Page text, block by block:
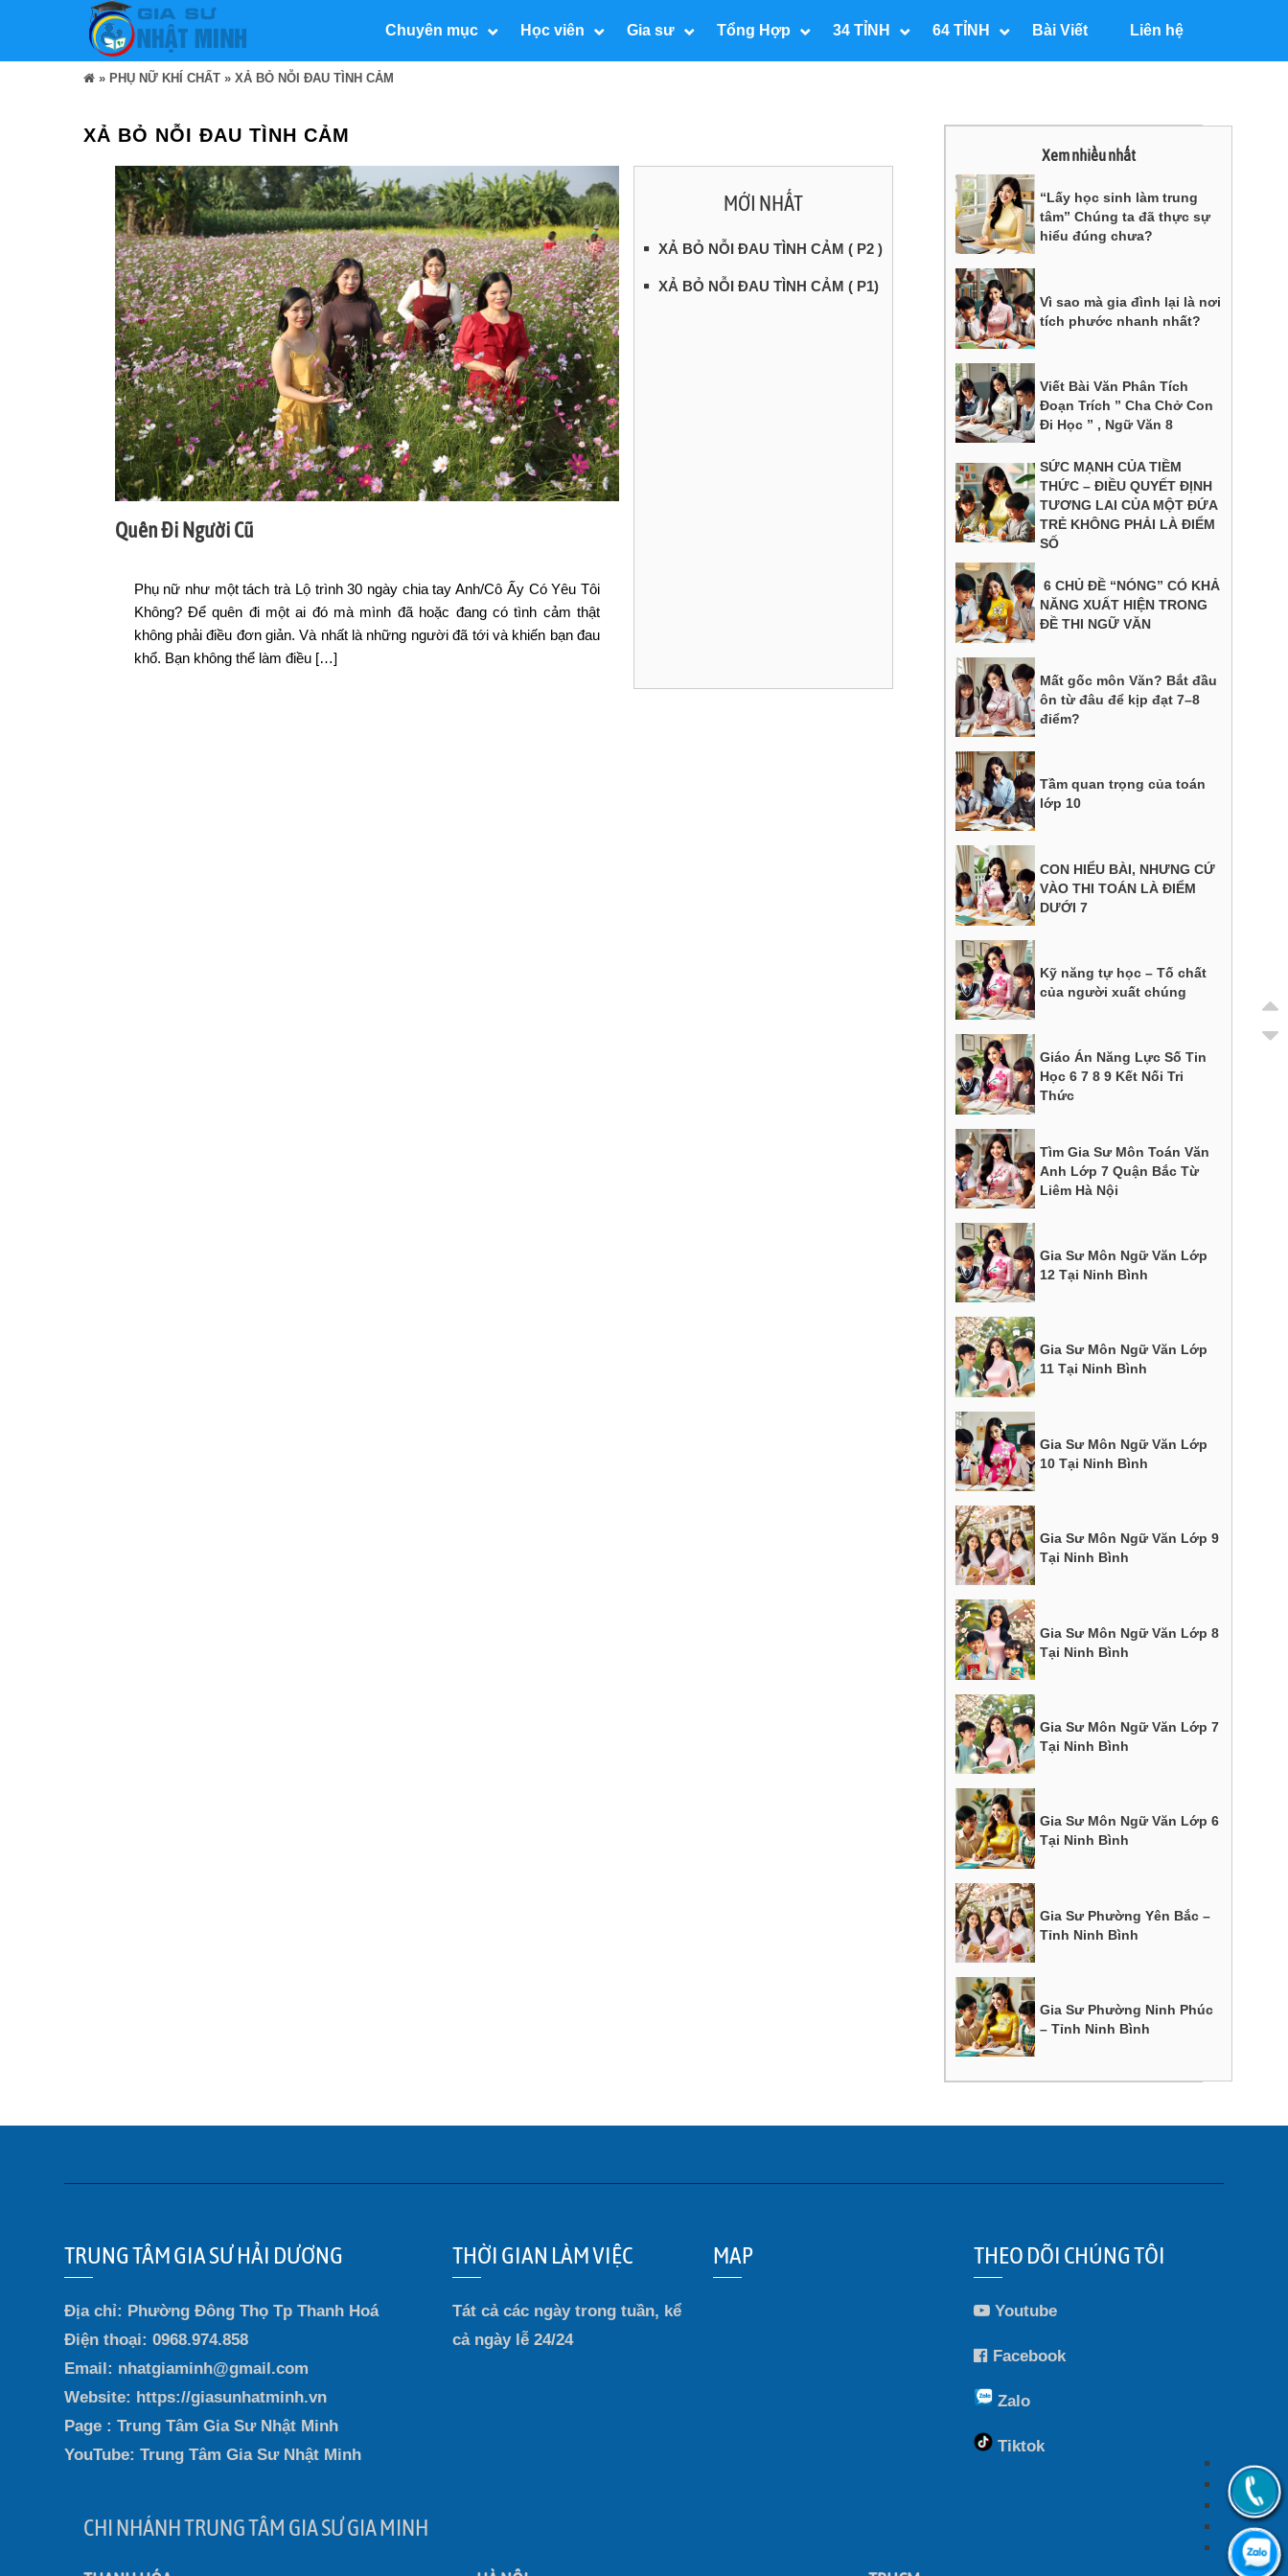
Chuyên mục Học viên Gia sư Tổng Hợp 34 TỈNH 64 TỈNH Bài Viết Liên hệ
» PHỤ NỮ KHÍ CHẤT » XẢ BỎ NỖI ĐAU TÌNH CẢM
XẢ BỎ NỖI ĐAU TÌNH CẢM
Quên Đi Người Cũ
Phụ nữ như một tách trà Lộ trình 30 ngày chia tay Anh/Cô Ấy Có Yêu Tôi
Không? Để quên đi một ai đó mà mình đã hoặc đang có tình cảm thật
không phải điều đơn giản. Và nhất là những người đã tới và khiến bạn đau
khổ. Bạn không thể làm điều […]
MỚI NHẤT
XẢ BỎ NỖI ĐAU TÌNH CẢM ( P2 )
XẢ BỎ NỖI ĐAU TÌNH CẢM ( P1)
Xem nhiều nhất
“Lấy học sinh làm trung
tâm” Chúng ta đã thực sự
hiểu đúng chưa?
Vì sao mà gia đình lại là nơi
tích phước nhanh nhất?
Viết Bài Văn Phân Tích
Đoạn Trích ” Cha Chở Con
Đi Học ” , Ngữ Văn 8
SỨC MẠNH CỦA TIỀM
THỨC – ĐIỀU QUYẾT ĐỊNH
TƯƠNG LAI CỦA MỘT ĐỨA
TRẺ KHÔNG PHẢI LÀ ĐIỂM
SỐ
6 CHỦ ĐỀ “NÓNG” CÓ KHẢ
NĂNG XUẤT HIỆN TRONG
ĐỀ THI NGỮ VĂN
Mất gốc môn Văn? Bắt đầu
ôn từ đâu để kịp đạt 7–8
điểm?
Tầm quan trọng của toán
lớp 10
CON HIỂU BÀI, NHƯNG CỨ
VÀO THI TOÁN LÀ ĐIỂM
DƯỚI 7
Kỹ năng tự học – Tố chất
của người xuất chúng
Giáo Án Năng Lực Số Tin
Học 6 7 8 9 Kết Nối Tri
Thức
Tìm Gia Sư Môn Toán Văn
Anh Lớp 7 Quận Bắc Từ
Liêm Hà Nội
Gia Sư Môn Ngữ Văn Lớp
12 Tại Ninh Bình
Gia Sư Môn Ngữ Văn Lớp
11 Tại Ninh Bình
Gia Sư Môn Ngữ Văn Lớp
10 Tại Ninh Bình
Gia Sư Môn Ngữ Văn Lớp 9
Tại Ninh Bình
Gia Sư Môn Ngữ Văn Lớp 8
Tại Ninh Bình
Gia Sư Môn Ngữ Văn Lớp 7
Tại Ninh Bình
Gia Sư Môn Ngữ Văn Lớp 6
Tại Ninh Bình
Gia Sư Phường Yên Bắc –
Tỉnh Ninh Bình
Gia Sư Phường Ninh Phúc
– Tỉnh Ninh Bình
TRUNG TÂM GIA SƯ HẢI DƯƠNG
Địa chỉ: Phường Đông Thọ Tp Thanh Hoá
Điện thoại: 0968.974.858
Email: nhatgiaminh@gmail.com
Website: https://giasunhatminh.vn
Page : Trung Tâm Gia Sư Nhật Minh
YouTube: Trung Tâm Gia Sư Nhật Minh
THỜI GIAN LÀM VIỆC
Tát cả các ngày trong tuần, kể
cả ngày lễ 24/24
MAP THEO DÕI CHÚNG TÔI
Youtube
Facebook
Zalo
Tiktok
CHI NHÁNH TRUNG TÂM GIA SƯ GIA MINH